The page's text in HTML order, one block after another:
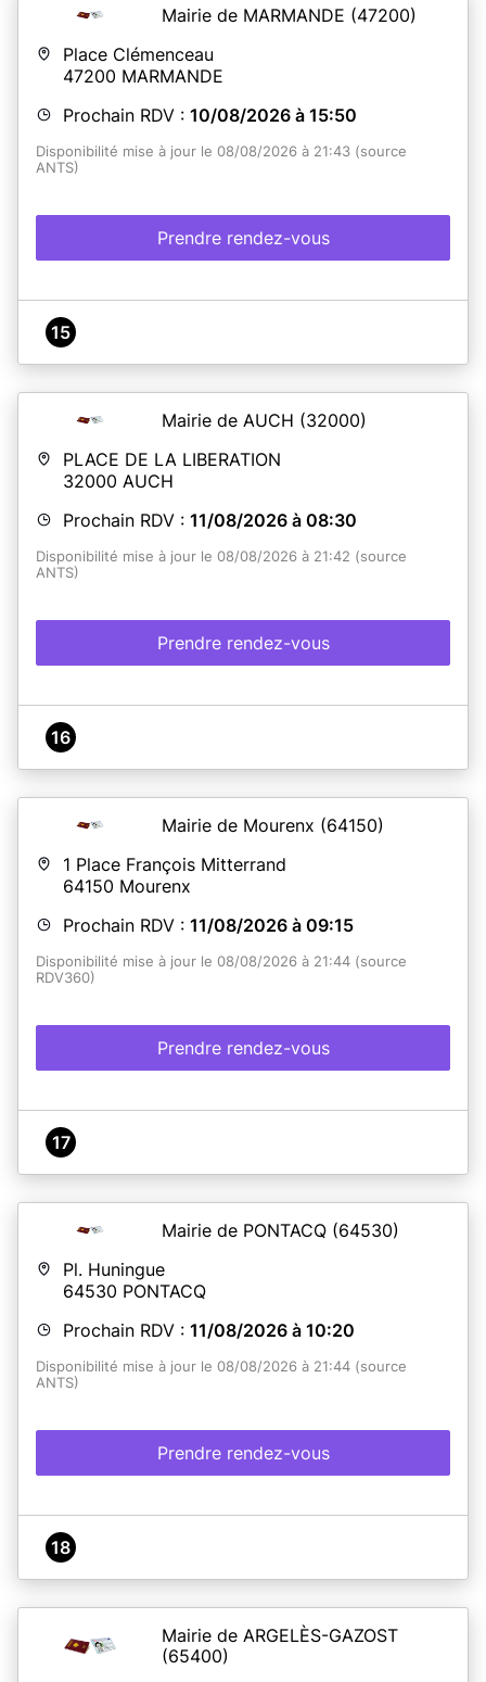
En savoir plus
Mairie de MARMANDE (47200)
Place Clémenceau
47200 MARMANDE
Prochain RDV : 10/08/2026 à 15:50
Disponibilité mise à jour le 08/08/2026 à 21:43 (source
ANTS)
Prendre rendez-vous
15
Mairie de AUCH (32000)
PLACE DE LA LIBERATION
32000 AUCH
Prochain RDV : 11/08/2026 à 08:30
Disponibilité mise à jour le 08/08/2026 à 21:42 (source
ANTS)
Prendre rendez-vous
16
Mairie de Mourenx (64150)
1 Place François Mitterrand
64150 Mourenx
Prochain RDV : 11/08/2026 à 09:15
Disponibilité mise à jour le 08/08/2026 à 21:44 (source
RDV360)
Prendre rendez-vous
17
Mairie de PONTACQ (64530)
Pl. Huningue
64530 PONTACQ
Prochain RDV : 11/08/2026 à 10:20
Disponibilité mise à jour le 08/08/2026 à 21:44 (source
ANTS)
Prendre rendez-vous
18
Mairie de ARGELÈS-GAZOST
(65400)